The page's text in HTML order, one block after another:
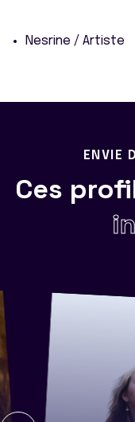
Nesrine / Artiste
ENVIE
Ces